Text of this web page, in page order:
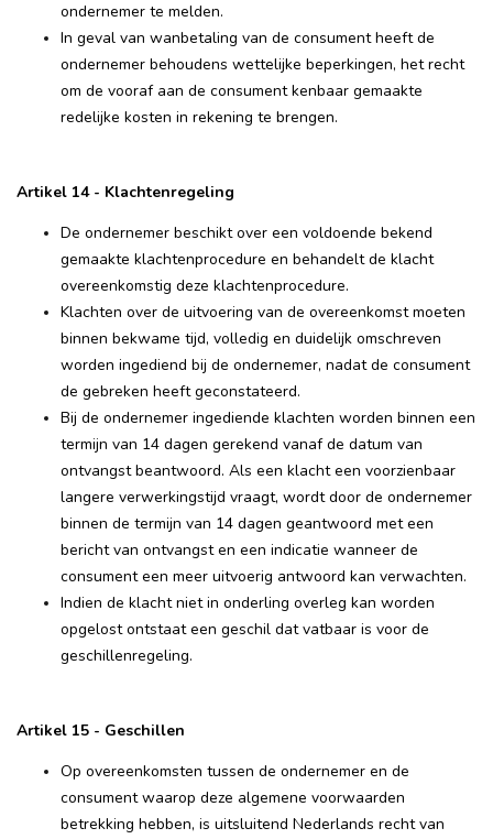
ondernemer te melden.
In geval van wanbetaling van de consument heeft de
ondernemer behoudens wettelijke beperkingen, het recht
om de vooraf aan de consument kenbaar gemaakte
redelijke kosten in rekening te brengen.
Artikel 14 - Klachtenregeling
De ondernemer beschikt over een voldoende bekend
gemaakte klachtenprocedure en behandelt de klacht
overeenkomstig deze klachtenprocedure.
Klachten over de uitvoering van de overeenkomst moeten
binnen bekwame tijd, volledig en duidelijk omschreven
worden ingediend bij de ondernemer, nadat de consument
de gebreken heeft geconstateerd.
Bij de ondernemer ingediende klachten worden binnen een
termijn van 14 dagen gerekend vanaf de datum van
ontvangst beantwoord. Als een klacht een voorzienbaar
langere verwerkingstijd vraagt, wordt door de ondernemer
binnen de termijn van 14 dagen geantwoord met een
bericht van ontvangst en een indicatie wanneer de
consument een meer uitvoerig antwoord kan verwachten.
Indien de klacht niet in onderling overleg kan worden
opgelost ontstaat een geschil dat vatbaar is voor de
geschillenregeling.
Artikel 15 - Geschillen
Op overeenkomsten tussen de ondernemer en de
consument waarop deze algemene voorwaarden
betrekking hebben, is uitsluitend Nederlands recht van